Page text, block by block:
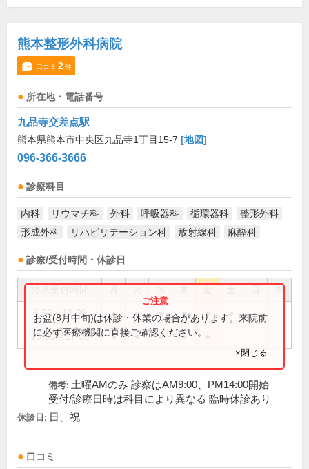
熊本整形外科病院
口コミ 2件
所在地・電話番号
九品寺交差点駅
熊本県熊本市中央区九品寺1丁目15-7 [地図]
096-366-3666
診療科目
内科 リウマチ科 外科 呼吸器科 循環器科
整形外科
形成外科
リハビリテーション科 放射線科 麻酔科
診療/受付時間・休診日
祝
8:30～12:00 ● ● ● ● ●
13:30～17:00 ● ● ● ●
お盆(8月中旬)は休診・休業の場合があります。来院前
に必ず医療機関に直接ご確認ください。
×閉じる
備考: 土曜AMのみ 診察はAM9:00、PM14:00開始
受付/診療日時は科目により異なる 臨時休診あり
休診日: 日、祝
口コミ